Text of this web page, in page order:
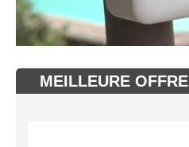
MEILLEURE OFFRE